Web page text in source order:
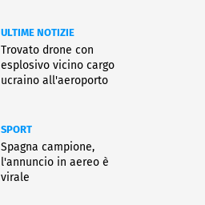
ULTIME NOTIZIE
Trovato drone con
esplosivo vicino cargo
ucraino all'aeroporto
SPORT
Spagna campione,
l'annuncio in aereo è
virale